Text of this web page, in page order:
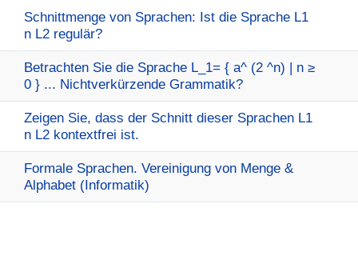
Schnittmenge von Sprachen: Ist die Sprache L1
n L2 regulär?
Betrachten Sie die Sprache L_1= { a^ (2 ^n) | n ≥
0 } ... Nichtverkürzende Grammatik?
Zeigen Sie, dass der Schnitt dieser Sprachen L1
n L2 kontextfrei ist.
Formale Sprachen. Vereinigung von Menge &
Alphabet (Informatik)